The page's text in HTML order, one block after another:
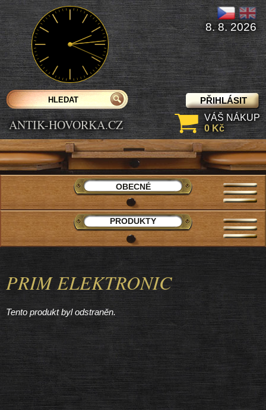
PRIM ELEKTRONIC
Tento produkt byl odstraněn.
ANTIK-HOVORKA.CZ
PŘIHLÁSIT
8. 8. 2026
VÁŠ NÁKUP
0 Kč
OBECNÉ
PRODUKTY